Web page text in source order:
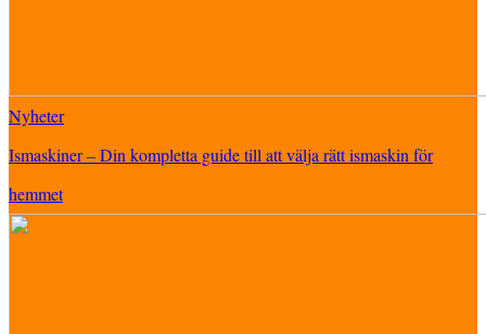
Nyheter
Ismaskiner – Din kompletta guide till att välja rätt ismaskin för
hemmet